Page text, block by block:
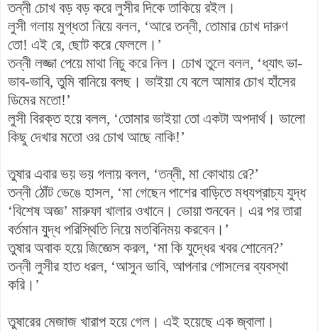
তন্নী চোখ বড় বড় করে লুসীর দিকে তাকিয়ে রইল।
লুসী গলায় মুগ্ধতা নিয়ে বলল, ‘আরে তন্নী, তোমার চোখ দারুণ
তো! এই রে, ছোট করে ফেললে।’
তন্নী লজ্জা পেয়ে মাথা নিচু করে নিল। চোখ তুলে বলল, ‘ধ্যাৎ ভা-
ভাব-ভাবি, তুমি বানিয়ে বলছ। ভাইয়া যে বলে আমার চোখ হাঁসের
ডিমের মতো!’
লুসী বিরক্ত হয়ে বলল, ‘তোমার ভাইয়া তো একটা অপদার্থ। ভালো
কিছু দেখার মতো ওর চোখ আছে নাকি!’
তুষার এবার ভয় ভয় গলায় বলল, ‘তন্নী, মা কোথায় রে?’
তন্নী ঠোঁট ভেঙে হাসল, ‘মা গেছেন পাশের বাড়িতে মধ্যপ্রাচ্য যুদ্ধ
‘বিশেষ অজ্ঞ’ মারুফা খালার ওখানে। ভোয়া শুনবেন। এর পর তারা
বর্তমান যুদ্ধ পরিস্থিতি নিয়ে মতবিনিময় করবেন।’
তুষার অবাক হয়ে জিজ্ঞেস করল, ‘মা কি যুদ্ধের খবর শোনেন?’
তন্নী লুসীর হাত ধরল, ‘আসুন ভাবি, আপনার গোসলের ব্যবস্থা
করি।’
তুষারের মেজাজ খারাপ হয়ে গেল। এই হয়েছে এক জ্বালা।